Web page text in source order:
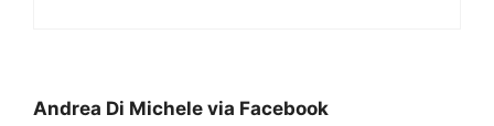
Andrea Di Michele via Facebook